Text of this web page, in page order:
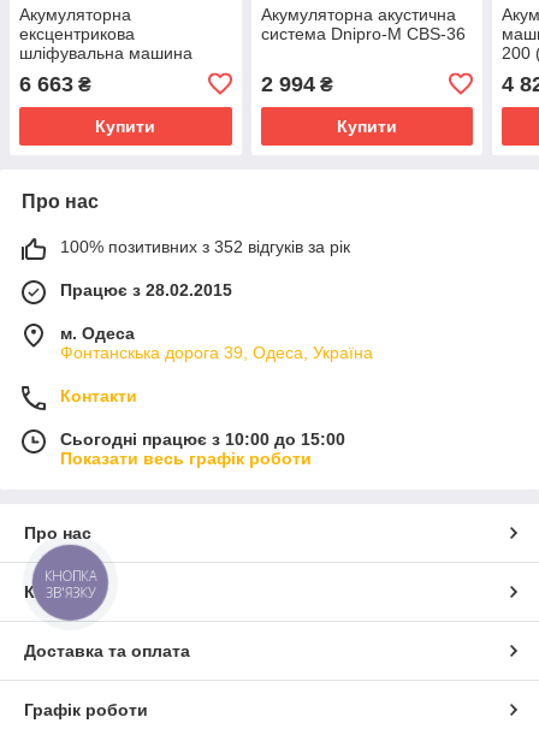
Акумуляторна
ексцентрикова
шліфувальна машина
ULTRA + Акумуляторна
батарея BP-240 +
6 663 ₴
Купити
Акумуляторна акустична
система Dnipro-M СBS-36
2 994₴
Купити
200
4
Про нас
100% позитивних з 352 відгуків за рік
Працює з 28.02.2015
м. Одеса
Фонтанскька дорога 39, Одеса, Україна
Контакти
Сьогодні працює з 10:00 до 15:00
Показати весь графік роботи
Про нас
Контакти
Доставка та оплата
Графік роботи
КНОПКА
ЗВ'ЯЗКУ